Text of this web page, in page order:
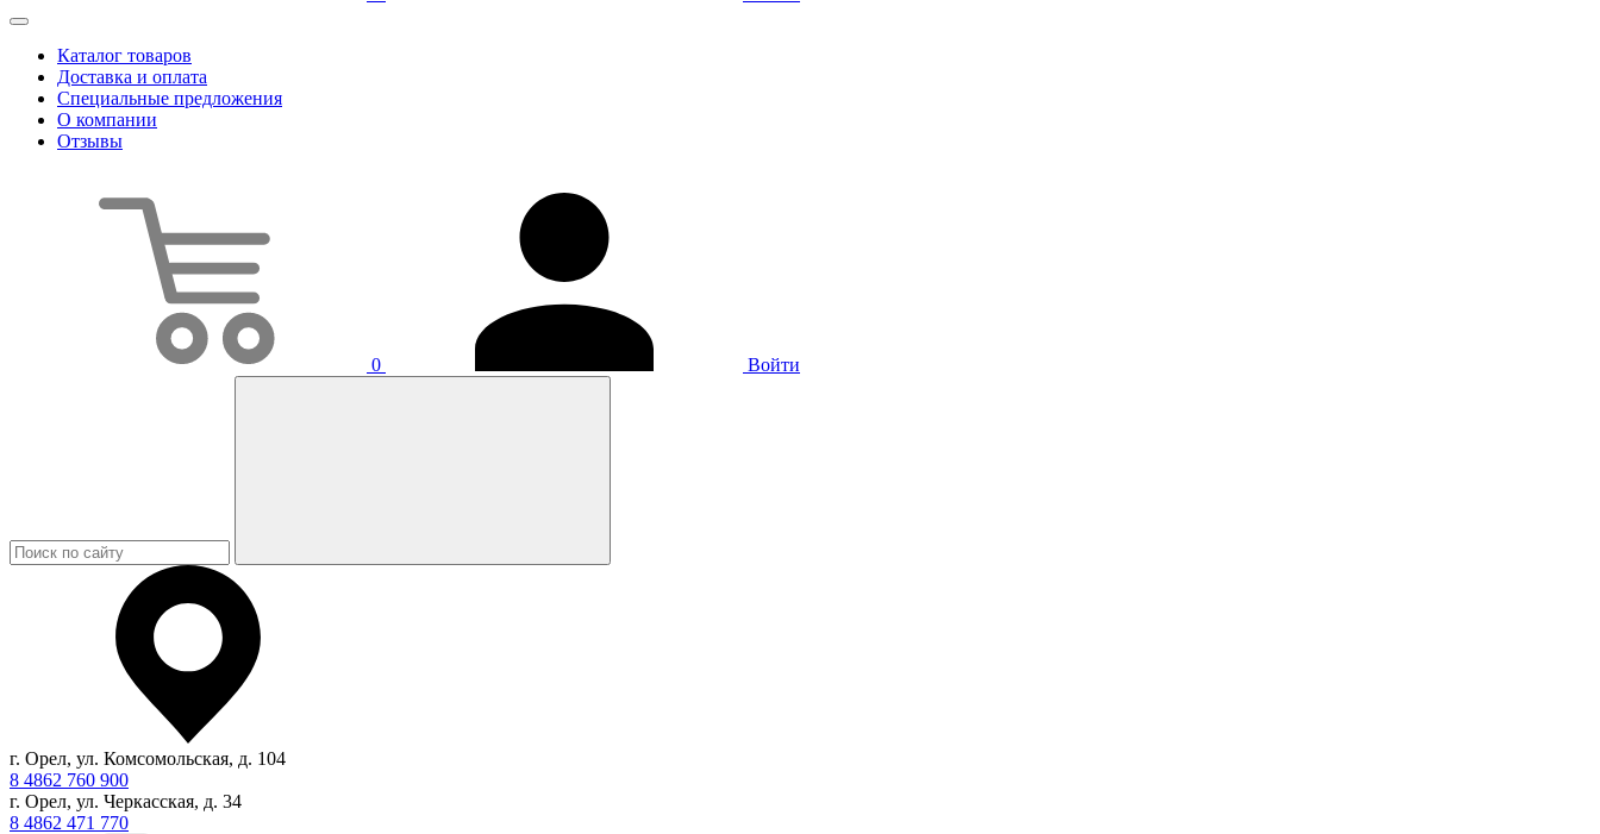
Каталог товаров
Доставка и оплата
Специальные предложения
О компании
Отзывы
0 Войти
г. Орел, ул. Комсомольская, д. 104
8 4862 760 900
г. Орел, ул. Черкасская, д. 34
8 4862 471 770